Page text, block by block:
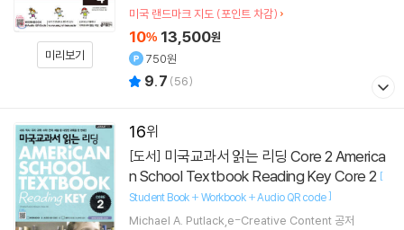
미리보기
미국 랜드마크 지도 (포인트 차감)
10% 13,500원
750원
9.7 (56)
16
[도서]
n School Textbook Reading Key Core 2 [
Student Book + Workbook + Audio QR code]
Michael A. Putlack,e-Creative Content 공저